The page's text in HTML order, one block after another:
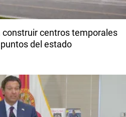
construir centros temporales
del estado